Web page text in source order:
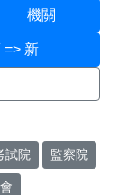
機關
=> 新
試院 監察院